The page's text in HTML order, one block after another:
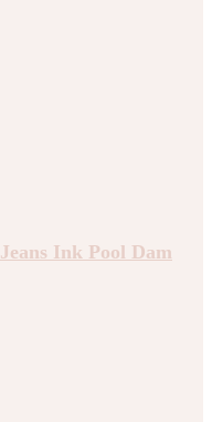
Ink Pool Dam